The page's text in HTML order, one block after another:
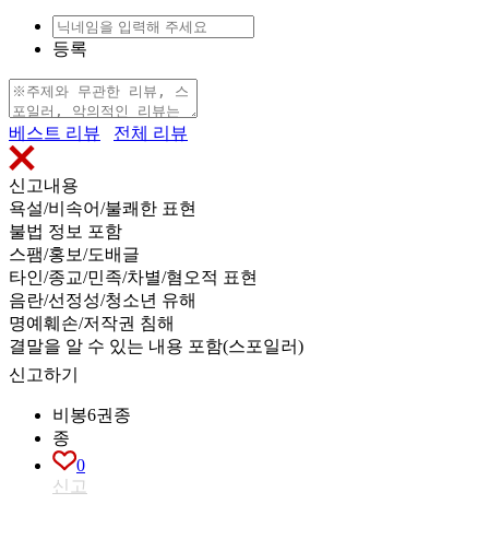
등록
베스트 리뷰 전체 리뷰
신고내용
욕설/비속어/불쾌한 표현
불법 정보 포함
스팸/홍보/도배글
타인/종교/민족/차별/혐오적 표현
음란/선정성/청소년 유해
명예훼손/저작권 침해
결말을 알 수 있는 내용 포함(스포일러)
신고하기
비봉6권종
종
0
신고